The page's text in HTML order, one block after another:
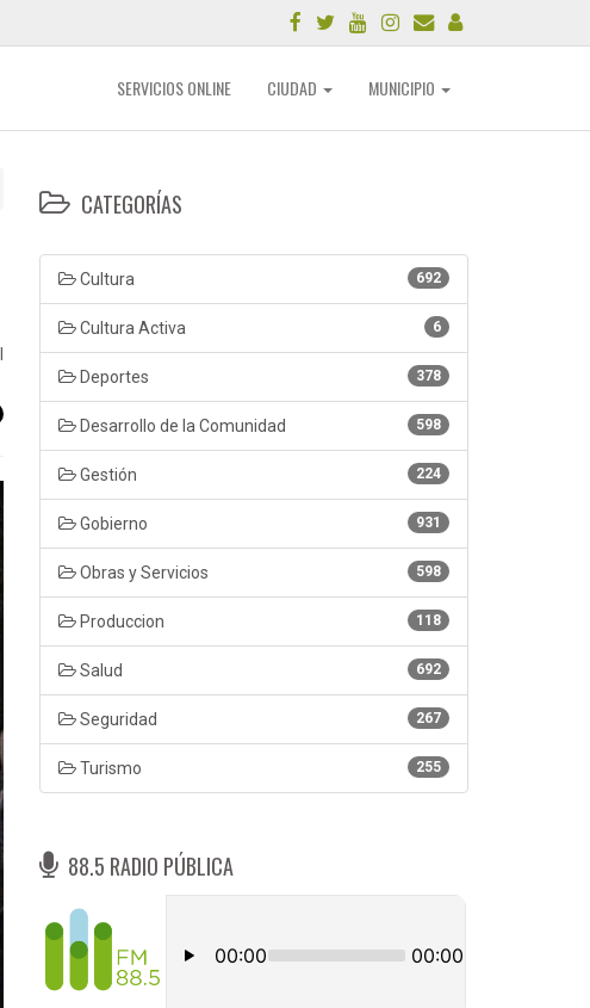
SERVICIOS ONLINE CIUDAD MUNICIPIO
CATEGORÍAS
692
Cultura
6
Cultura Activa
378
Deportes
598
Desarrollo de la Comunidad
224
Gestión
931
Gobierno
598
Obras y Servicios
118
Produccion
692
Salud
267
Seguridad
255
Turismo
88.5 RADIO PÚBLICA